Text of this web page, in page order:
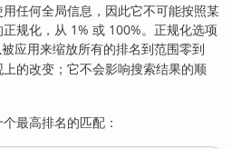
任何全局信息，因此它不可能按照某
规化，从 1% 或 100%。正规化选项
应用来缩放所有的排名到范围零到
的改变；它不会影响搜索结果的顺
最高排名的匹配：